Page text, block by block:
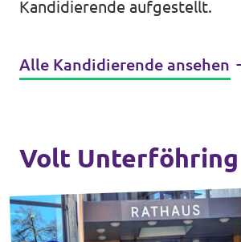
Kandidierende aufgestellt.
Alle Kandidierende ansehen
Volt Unterföhring